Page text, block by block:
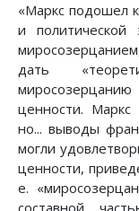
«Маркс подошел
и политической
дать
ценности.
но... выводы
могли
ценности,
е.